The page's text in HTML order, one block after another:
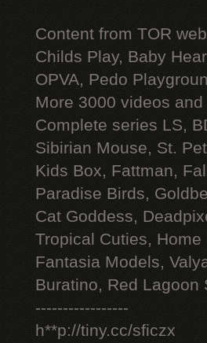
Content from TOR
Childs Play, Baby
OPVA, Pedo
More 3000 videos
Complete series LS,
Sibirian Mouse, St.
Kids Box, Fattman,
Paradise Birds,
Cat Goddess,
Tropical Cuties,
Fantasia Models,
Buratino, Red Lagoon
-----------------
h**p://tiny.cc/sficzx